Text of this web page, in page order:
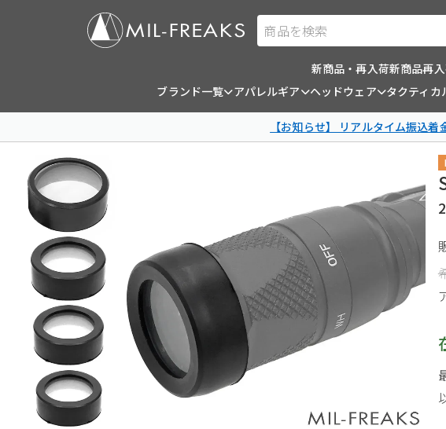
商品を検索
新商品・再入荷新商品再
ブランド一覧
アパレルギア ヘッドウェア タクティカ
【お知らせ】 リアルタイム振込